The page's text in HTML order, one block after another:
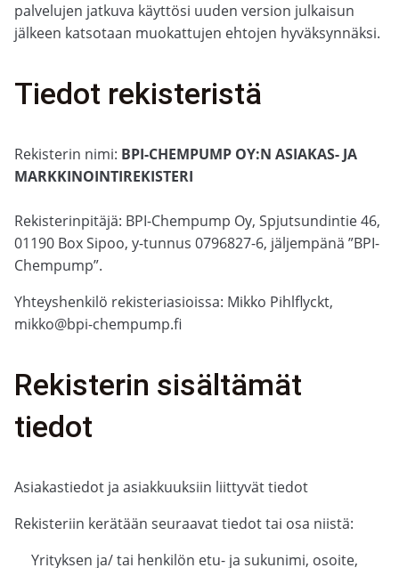
palvelujen jatkuva käyttösi uuden version julkaisun
jälkeen katsotaan muokattujen ehtojen hyväksynnäksi.
Tiedot rekisteristä
Rekisterin nimi: BPI-CHEMPUMP OY:N ASIAKAS- JA
MARKKINOINTIREKISTERI
Rekisterinpitäjä: BPI-Chempump Oy, Spjutsundintie 46,
01190 Box Sipoo, y-tunnus 0796827-6, jäljempänä ”BPI-
Chempump”.
Yhteyshenkilö rekisteriasioissa: Mikko Pihlflyckt,
mikko@bpi-chempump.fi
Rekisterin sisältämät
tiedot
Asiakastiedot ja asiakkuuksiin liittyvät tiedot
Rekisteriin kerätään seuraavat tiedot tai osa niistä:
Yrityksen ja/ tai henkilön etu- ja sukunimi, osoite,